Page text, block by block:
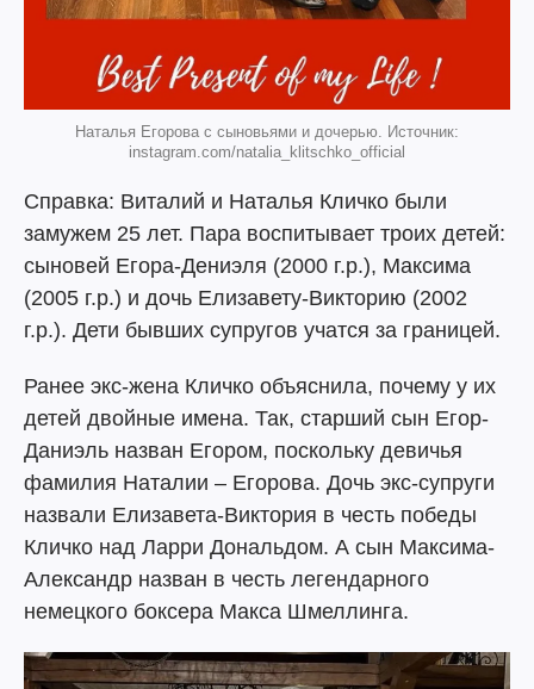
Наталья Егорова с сыновьями и дочерью. Источник:
instagram.com/natalia_klitschko_official
Справка: Виталий и Наталья Кличко были
замужем 25 лет. Пара воспитывает троих детей:
сыновей Егора-Дениэля (2000 г.р.), Максима
(2005 г.р.) и дочь Елизавету-Викторию (2002
г.р.). Дети бывших супругов учатся за границей.
Ранее экс-жена Кличко объяснила, почему у их
детей двойные имена. Так, старший сын Егор-
Даниэль назван Егором, поскольку девичья
фамилия Наталии – Егорова. Дочь экс-супруги
назвали Елизавета-Виктория в честь победы
Кличко над Ларри Дональдом. А сын Максима-
Александр назван в честь легендарного
немецкого боксера Макса Шмеллинга.